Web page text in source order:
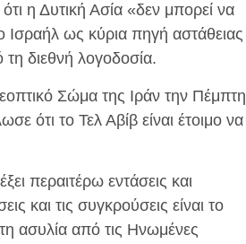
η Δυτική Ασία «δεν μπορεί να
Ισραήλ ως κύρια πηγή αστάθειας
τη διεθνή λογοδοσία.
Σώμα της Ιράν την Πέμπτη
ότι το Τελ Αβίβ είναι έτοιμο να
περαιτέρω εντάσεις και
και τις συγκρούσεις είναι το
ασυλία από τις Ηνωμένες